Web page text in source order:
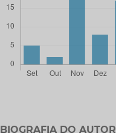
BIOGRAFIA DO AUTOR